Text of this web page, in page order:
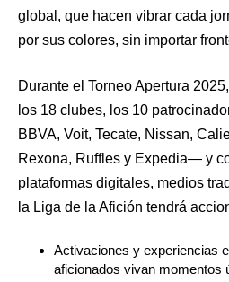
global, que hacen vibrar cada
por sus colores, sin importar
Durante el Torneo Apertura
los 18 clubes, los 10
BBVA, Voit, Tecate, Nissan,
Rexona, Ruffles y Expedia— y
plataformas digitales, medios
la Liga de la Afición tendrá
Activaciones y experiencias
aficionados vivan momentos